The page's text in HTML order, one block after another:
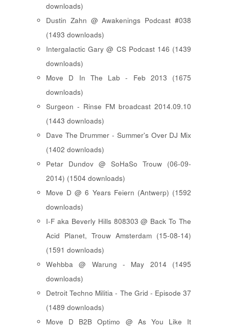
downloads)
Dustin Zahn @ Awakenings Podcast #038
(1493 downloads)
Intergalactic Gary @ CS Podcast 146 (1439
downloads)
Move D In The Lab - Feb 2013 (1675
downloads)
Surgeon - Rinse FM broadcast 2014.09.10
(1443 downloads)
Dave The Drummer - Summer's Over DJ Mix
(1402 downloads)
Petar Dundov @ SoHaSo Trouw (06-09-
2014) (1504 downloads)
Move D @ 6 Years Feiern (Antwerp) (1592
downloads)
I-F aka Beverly Hills 808303 @ Back To The
Acid Planet, Trouw Amsterdam (15-08-14)
(1591 downloads)
Wehbba @ Warung - May 2014 (1495
downloads)
Detroit Techno Militia - The Grid - Episode 37
(1489 downloads)
Move D B2B Optimo @ As You Like It